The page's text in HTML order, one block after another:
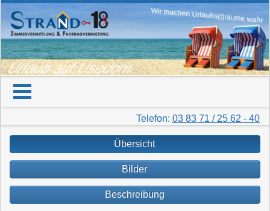
Wir machen Urlaubs(t)räume wahr
Urlaub auf Usedom
Telefon: 03 83 71 / 25 62 - 40
Übersicht
Bilder
Beschreibung